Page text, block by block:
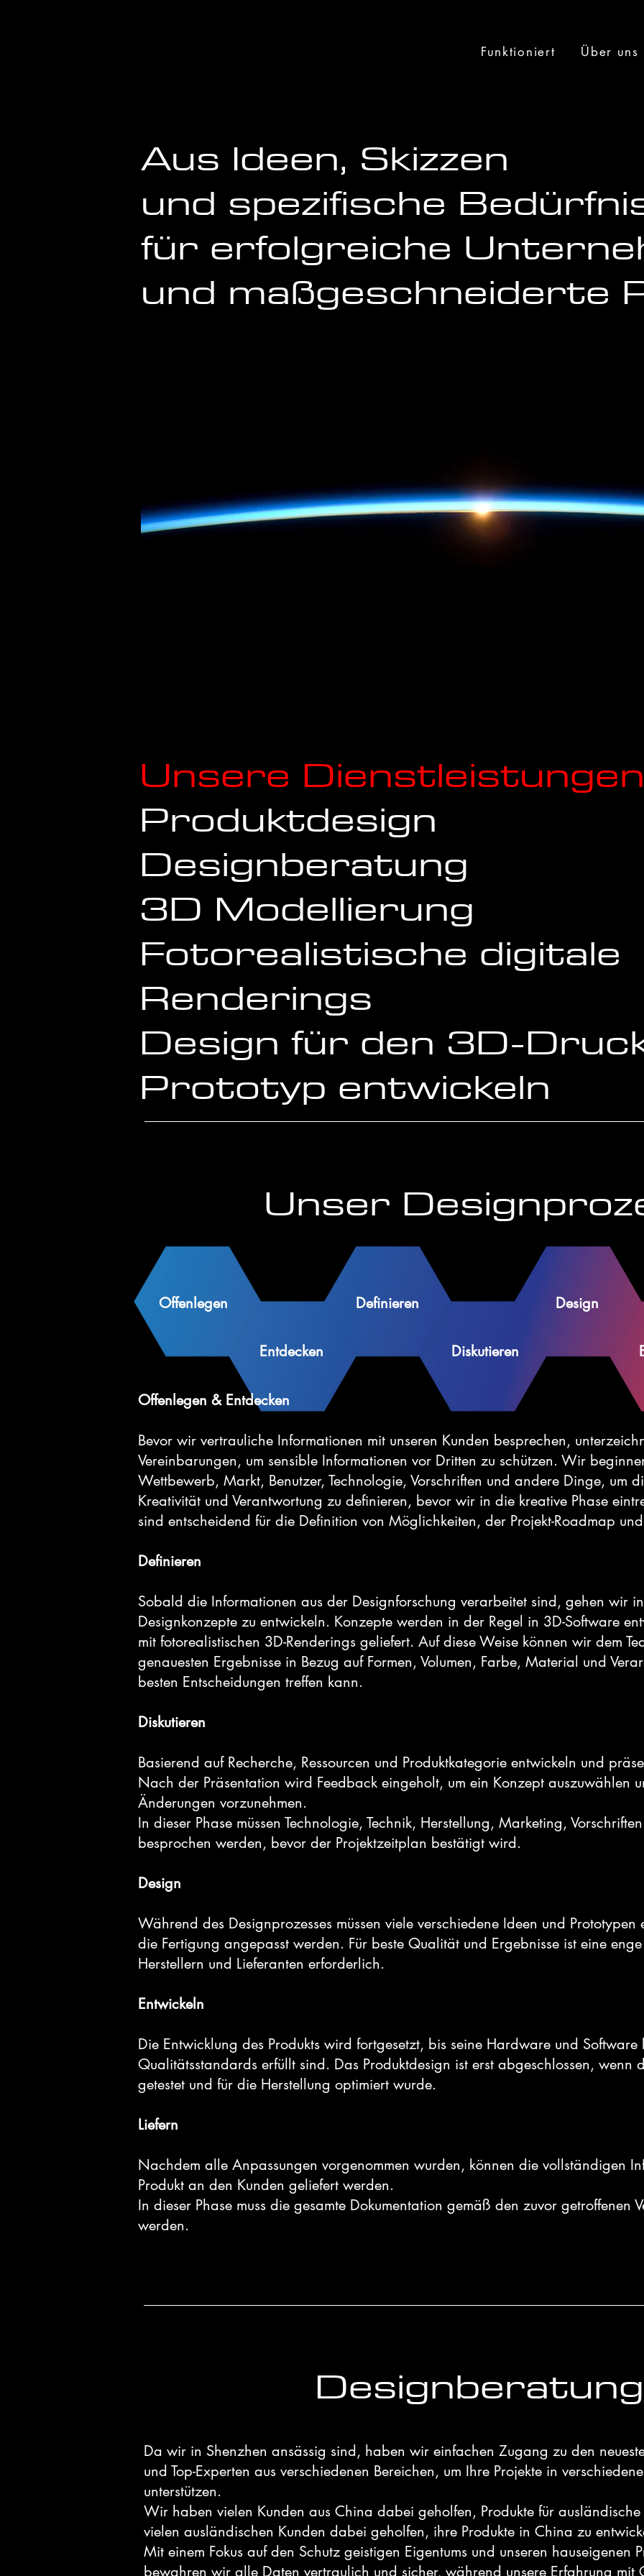
Funktioniert Über uns
Aus Ideen, Skizzen
und spezifische
für erfolgreiche
und maßgeschneiderte
Unsere Dienstleistungen
Produktdesign
Designberatung
3D Modellierung
Fotorealistische digitale
Renderings
Design für den 3D-
Prototyp entwickeln
Unser
Offenlegen
Entdecken
Definieren Design
Diskutieren
Offenlegen & Entdecken
Bevor wir vertrauliche Informationen mit unseren Kunden besprechen,
Vereinbarungen, um sensible Informationen vor Dritten zu schützen. Wir
Wettbewerb, Markt, Benutzer, Technologie, Vorschriften und andere Dinge, um
Kreativität und Verantwortung zu definieren, bevor wir in die kreative Phase
sind entscheidend für die Definition von Möglichkeiten, der Projekt-Roadmap
Definieren
Sobald die Informationen aus der Designforschung verarbeitet sind, gehen wir
Designkonzepte zu entwickeln. Konzepte werden in der Regel in 3D-Software
mit fotorealistischen 3D-Renderings geliefert. Auf diese Weise können wir dem
genauesten Ergebnisse in Bezug auf Formen, Volumen, Farbe, Material und
besten Entscheidungen treffen kann.
Diskutieren
Basierend auf Recherche, Ressourcen und Produktkategorie entwickeln und
Nach der Präsentation wird Feedback eingeholt, um ein Konzept auszuwählen
Änderungen vorzunehmen.
In dieser Phase müssen Technologie, Technik, Herstellung, Marketing,
besprochen werden, bevor der Projektzeitplan bestätigt wird.
Design
Während des Designprozesses müssen viele verschiedene Ideen und Prototypen
die Fertigung angepasst werden. Für beste Qualität und Ergebnisse ist eine
Herstellern und Lieferanten erforderlich.
Entwickeln
Die Entwicklung des Produkts wird fortgesetzt, bis seine Hardware und Software
Qualitätsstandards erfüllt sind. Das Produktdesign ist erst abgeschlossen, wenn
getestet und für die Herstellung optimiert wurde.
Liefern
Nachdem alle Anpassungen vorgenommen wurden, können die vollständigen
Produkt an den Kunden geliefert werden.
In dieser Phase muss die gesamte Dokumentation gemäß den zuvor getroffenen
werden.
Designberatung
Da wir in Shenzhen ansässig sind, haben wir einfachen Zugang zu den
und Top-Experten aus verschiedenen Bereichen, um Ihre Projekte in
unterstützen.
Wir haben vielen Kunden aus China dabei geholfen, Produkte für
vielen ausländischen Kunden dabei geholfen, ihre Produkte in China zu
Mit einem Fokus auf den Schutz geistigen Eigentums und unseren hauseigenen
bewahren wir alle Daten vertraulich und sicher, während unsere Erfahrung mit